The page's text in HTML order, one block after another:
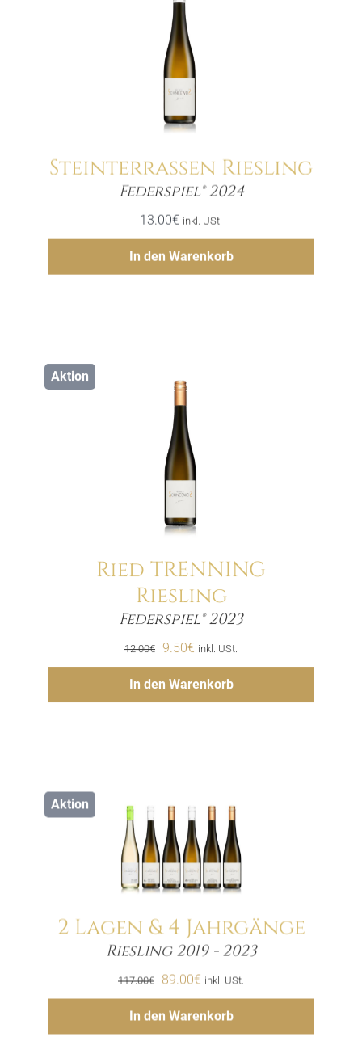
Steinterrassen Riesling
Federspiel® 2024
13.00€ inkl. USt.
In den Warenkorb
Menge
Hinzufügen
Aktion
Ried TRENNING
Riesling
Federspiel® 2023
12.00€ Ursprünglicher
Preis
war:
9.50€ Aktueller
Preis
ist:
inkl. USt.
In den Warenkorb
Menge
Hinzufügen
Aktion
2 Lagen & 4 Jahrgänge
Riesling 2019 - 2023
117.00€
Ursprünglicher
Preis
war:
89.00€ Aktueller
Preis
ist:
inkl. USt.
In den Warenkorb
Menge
Hinzufügen